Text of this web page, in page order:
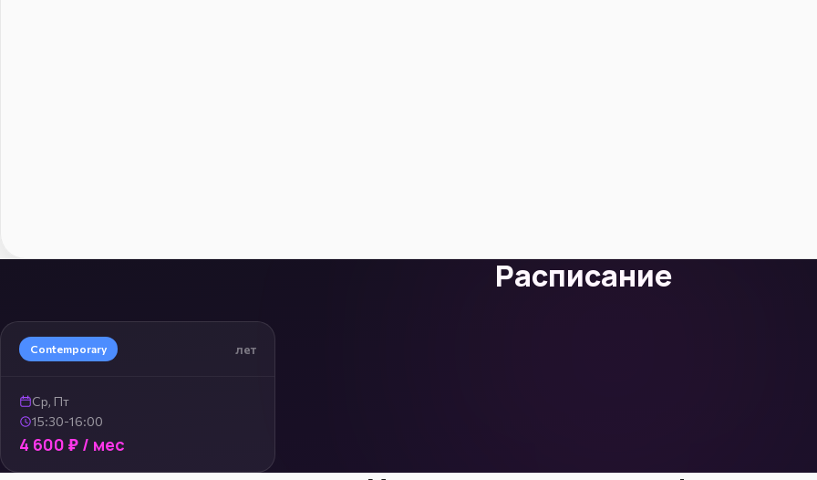
Расписание
Contemporary лет
Ср, Пт
15:30-16:00
4 600 ₽ / мес